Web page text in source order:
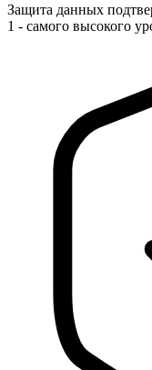
Защита данных
1 - самого высокого